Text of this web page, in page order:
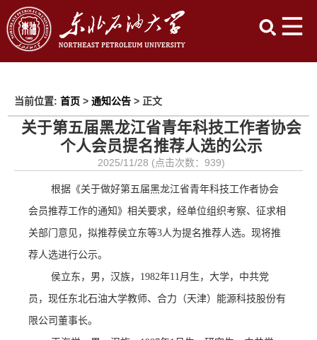
当前位置: 首页> 通知公告> 正文
关于第五届黑龙江省青年科技工作者协会
个人会员提名推荐人选的公示
2025/11/28 (点击次数：939)
根据《关于做好第五届黑龙江省青年科技工作者协会
会员推荐工作的通知》相关要求，经单位组织考察、征求相
关部门意见，拟推荐侯立东等3人为提名推荐人选。现将推
荐人选进行公示。
侯立东，男，汉族， 1982年11月生，大学，中共党
员，现任东北石油大学教师、合力（天津）能源科技股份有
限公司董事长。